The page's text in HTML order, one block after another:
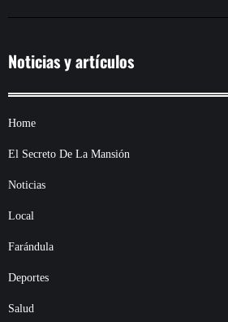
Noticias y artículos
Home
El Secreto De La Mansión
Noticias
Local
Farándula
Deportes
Salud